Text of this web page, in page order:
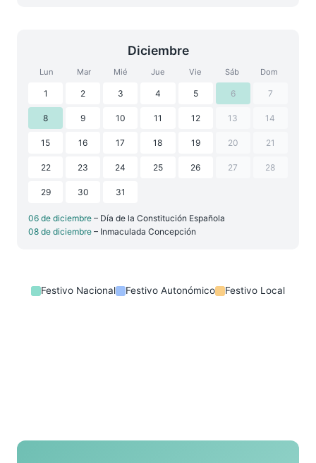
Diciembre
Lun Mar Mié Jue Vie Sáb Dom
1 2 3 4 5 6 7
8 9 10 11 12 13 14
15 16 17 18 19 20 21
22 23 24 25 26 27 28
29 30 31
06 de diciembre – Día de la Constitución Española
08 de diciembre – Inmaculada Concepción
Festivo Nacional Festivo Autonómico Festivo Local